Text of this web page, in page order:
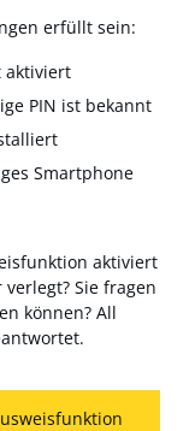
erfüllt sein:
aktiviert
PIN ist bekannt
Smartphone
aktiviert
Sie fragen
können? All